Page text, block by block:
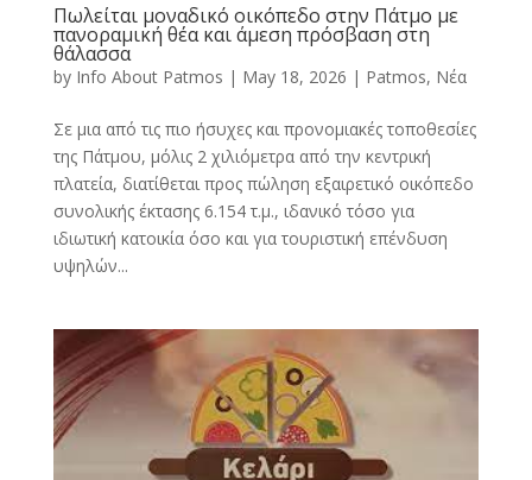
Πωλείται μοναδικό οικόπεδο στην Πάτμο με
πανοραμική θέα και άμεση πρόσβαση στη
θάλασσα
by Info About Patmos | May 18, 2026 | Patmos, Νέα
Σε μια από τις πιο ήσυχες και προνομιακές τοποθεσίες
της Πάτμου, μόλις 2 χιλιόμετρα από την κεντρική
πλατεία, διατίθεται προς πώληση εξαιρετικό οικόπεδο
συνολικής έκτασης 6.154 τ.μ., ιδανικό τόσο για
ιδιωτική κατοικία όσο και για τουριστική επένδυση
υψηλών...